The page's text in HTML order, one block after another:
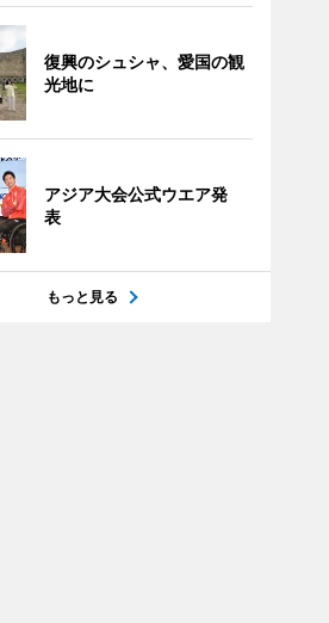
復興のシュシャ、愛国の観
光地に
アジア大会公式ウエア発
表
もっと見る